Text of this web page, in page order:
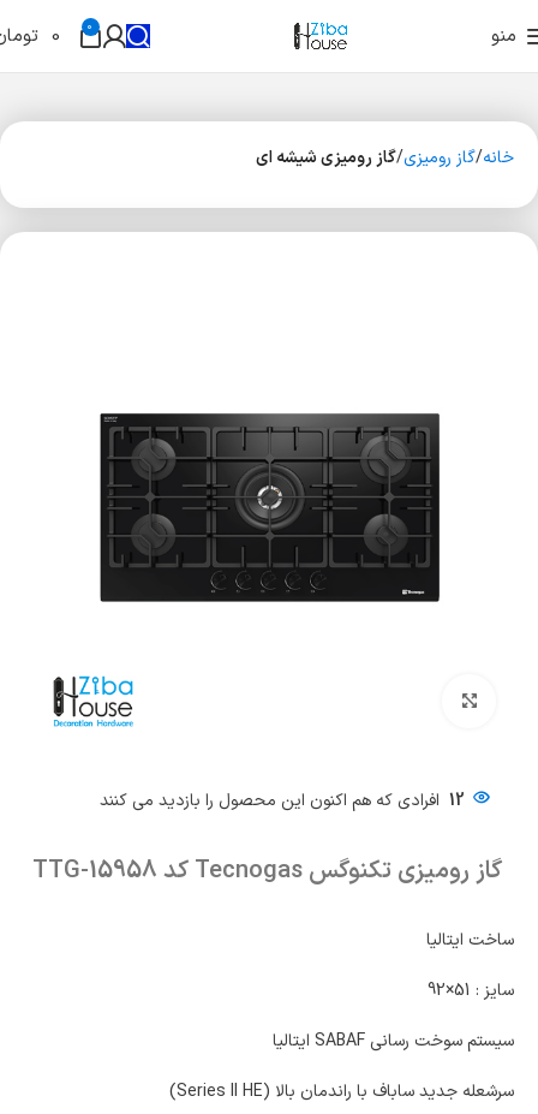
منو 0
0
خانه گاز رومیزی گاز رومیزی شیشه ای
12 افرادی که هم اکنون این محصول را بازدید می کنند
گاز رومیزی تکنوگس Tecnogas کد TTG-15958
ساخت ایتالیا
سایز : 51×92
سیستم سوخت رسانی SABAF ایتالیا
سرشعله جدید ساباف با راندمان بالا (Series II HE)